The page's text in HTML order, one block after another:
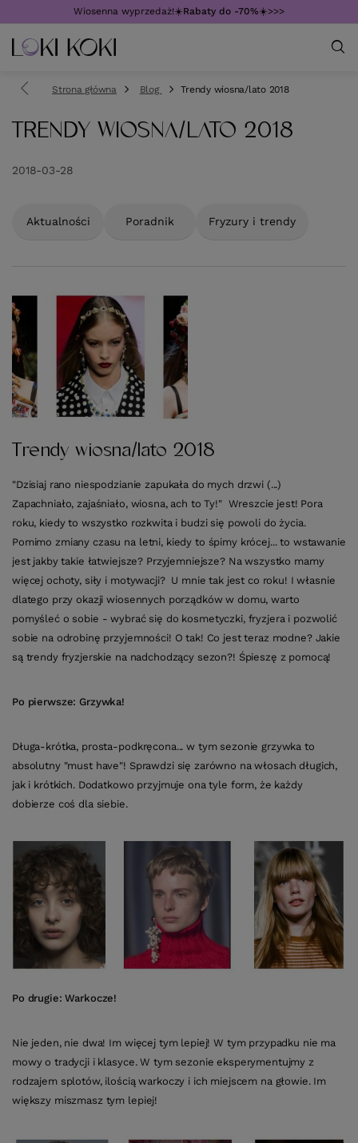
Wiosenna wyprzedaż!☀️Rabaty do -70%☀️>>>
Strona główna Blog Trendy wiosna/lato 2018
TRENDY WIOSNA/LATO 2018
2018-03-28
Aktualności Poradnik Fryzury i trendy
Trendy wiosna/lato 2018
"Dzisiaj rano niespodzianie zapukała do mych drzwi (...)
Zapachniało, zajaśniało, wiosna, ach to Ty!" Wreszcie jest! Pora
roku, kiedy to wszystko rozkwita i budzi się powoli do życia.
Pomimo zmiany czasu na letni, kiedy to śpimy krócej... to wstawanie
jest jakby takie łatwiejsze? Przyjemniejsze? Na wszystko mamy
więcej ochoty, siły i motywacji? U mnie tak jest co roku! I własnie
dlatego przy okazji wiosennych porządków w domu, warto
pomyśleć o sobie - wybrać się do kosmetyczki, fryzjera i pozwolić
sobie na odrobinę przyjemności! O tak! Co jest teraz modne? Jakie
są trendy fryzjerskie na nadchodzący sezon?! Śpieszę z pomocą!
Po pierwsze: Grzywka!
Długa-krótka, prosta-podkręcona... w tym sezonie grzywka to
absolutny "must have"! Sprawdzi się zarówno na włosach długich,
jak i krótkich. Dodatkowo przyjmuje ona tyle form, że każdy
dobierze coś dla siebie.
Po drugie: Warkocze!
Nie jeden, nie dwa! Im więcej tym lepiej! W tym przypadku nie ma
mowy o tradycji i klasyce. W tym sezonie eksperymentujmy z
rodzajem splotów, ilością warkoczy i ich miejscem na głowie. Im
większy miszmasz tym lepiej!